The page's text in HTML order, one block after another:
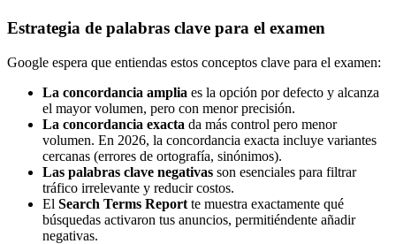
Estrategia de palabras clave para el examen
Google espera que entiendas estos conceptos clave para el examen:
La concordancia amplia es la opción por defecto y alcanza
el mayor volumen, pero con menor precisión.
La concordancia exacta da más control pero menor
volumen. En 2026, la concordancia exacta incluye variantes
cercanas (errores de ortografía, sinónimos).
Las palabras clave negativas son esenciales para filtrar
tráfico irrelevante y reducir costos.
El Search Terms Report te muestra exactamente qué
búsquedas activaron tus anuncios, permitiéndente añadir
negativas.